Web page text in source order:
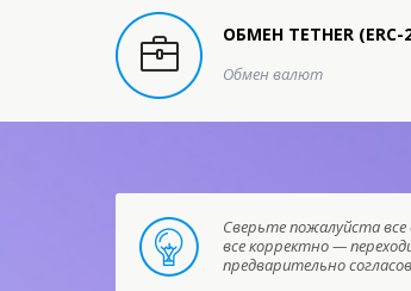
ОБМЕН TETHER
Обмен валют
Сверьте пожалуйста все
все корректно —
предварительно